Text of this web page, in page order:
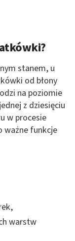
stanem, u
od błony
na poziomie
z dziesięciu
w procesie
ważne funkcje
warstw